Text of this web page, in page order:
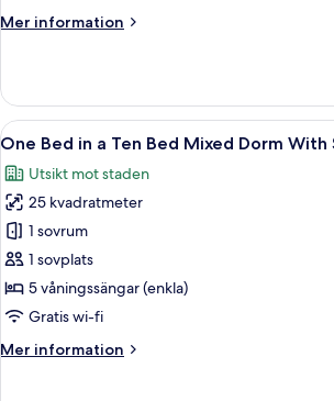
Four
Dorm
With
Shared
Bathroom
Mer information
Mer
Bed
in
a
Bed
Mixed
Dorm
With
Shared
Bathroom
Öppna
alla
foton
för
One
Bed
in
a
Bed
Ett litet rum
10
One Bed in a Ten Bed Mixed Dorm
Utsikt mot staden
25 kvadratmeter
1 sovrum
1 sovplats
5 våningssängar (enkla)
Gratis wi-fi
Mer information
Mer